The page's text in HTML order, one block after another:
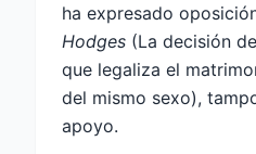
ha expresado
Hodges (La decisión
que legaliza el
del mismo sexo),
apoyo.